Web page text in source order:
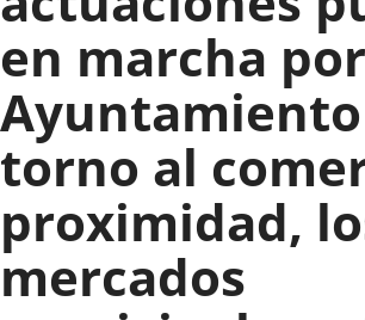
en marcha
torno al
proximidad,
mercados